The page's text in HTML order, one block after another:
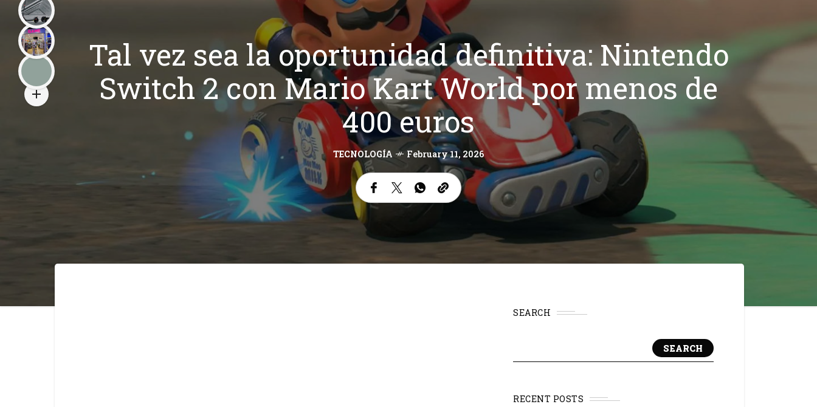
Tal vez sea la oportunidad definitiva: Nintendo
Switch 2 con Mario Kart World por menos de
400 euros
TECNOLOGÍA February 11, 2026
SEARCH
SEARCH
RECENT POSTS